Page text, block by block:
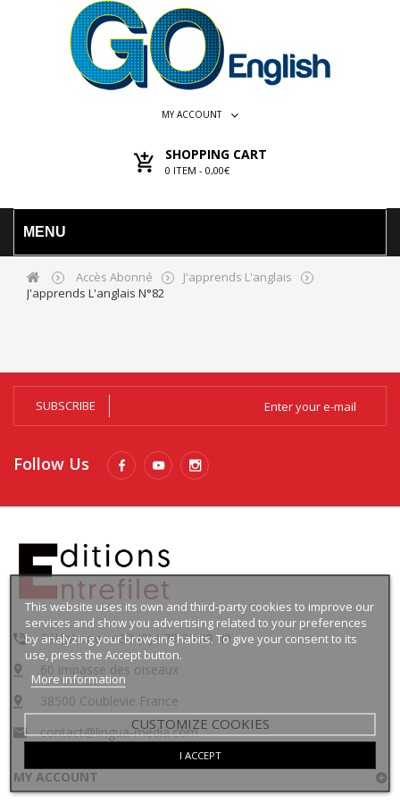
MY ACCOUNT
SHOPPING CART
0 ITEM - 0,00€
MENU
Accès Abonné
J'apprends L'anglais
J'apprends L'anglais N°82
This website uses its own and third-party cookies to improve our
services and show you advertising related to your preferences
by analyzing your browsing habits. To give your consent to its
use, press the Accept button.
More information
CUSTOMIZE COOKIES
I ACCEPT
SUBSCRIBE
Follow Us
Téléphone : +33 (0)4 78 30 88 49
60 impasse des oiseaux
38500 Coublevie France
contact@lingua-media.com
MY ACCOUNT